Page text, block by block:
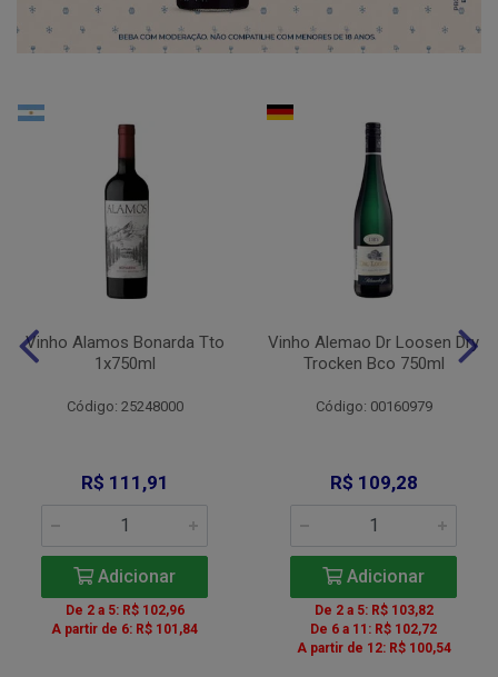
Vinho Alamos Bonarda Tto
1x750ml
Código: 25248000
R$ 111,91
Adicionar
De 2 a 5: R$ 102,96
A partir de 6: R$ 101,84
Vinho Alemao Dr Loosen Dry
Trocken Bco 750ml
Código: 00160979
R$ 109,28
Adicionar
De 2 a 5: R$ 103,82
De 6 a 11: R$ 102,72
A partir de 12: R$ 100,54